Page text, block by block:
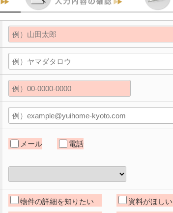
メール 電話
物件の詳細を知りたい 資料がほしい